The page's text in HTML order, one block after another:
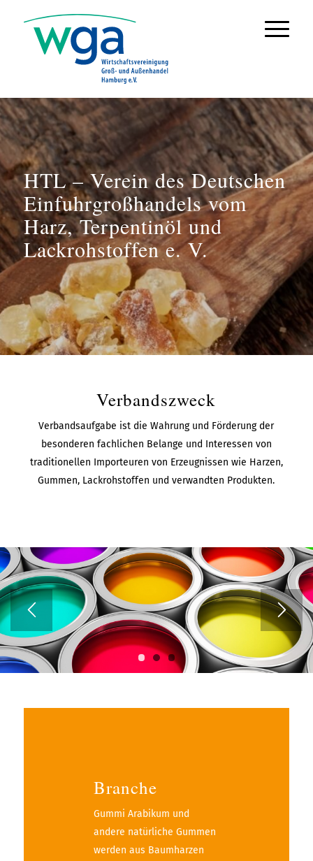
HTL – Verein des Deutschen
Einfuhrgroßhandels vom
Harz, Terpentinöl und
Lackrohstoffen e. V.
Verbandszweck
Verbandsaufgabe ist die Wahrung und Förderung der
besonderen fachlichen Belange und Interessen von
traditionellen Importeuren von Erzeugnissen wie Harzen,
Gummen, Lackrohstoffen und verwandten Produkten.
1 2 3
Branche
Gummi Arabikum und
andere natürliche Gummen
werden aus Baumharzen